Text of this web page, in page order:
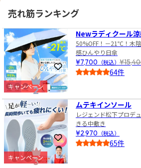
売れ筋ランキング
お気に入りに登録
キャンペーン
1
Newラディクール
50%OFF！－21℃！木
感ひんやり日傘
¥7,700 （税込）
64件
お気に入りに登録
キャンペーン
2
ムテキインソール
レジェンド松下プロデ
きる中敷き
¥2,970 （税込）
65件
3